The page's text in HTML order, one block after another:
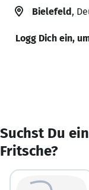
Bielefeld,
Logg Dich ein,
Suchst Du
Fritsche?